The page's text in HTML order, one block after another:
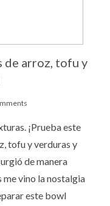
de arroz, tofu y
¡Prueba este
tofu y verduras y
de manera
me vino la nostalgia
este bowl